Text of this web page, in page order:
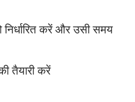
करें और उसी समय
तैयारी करें